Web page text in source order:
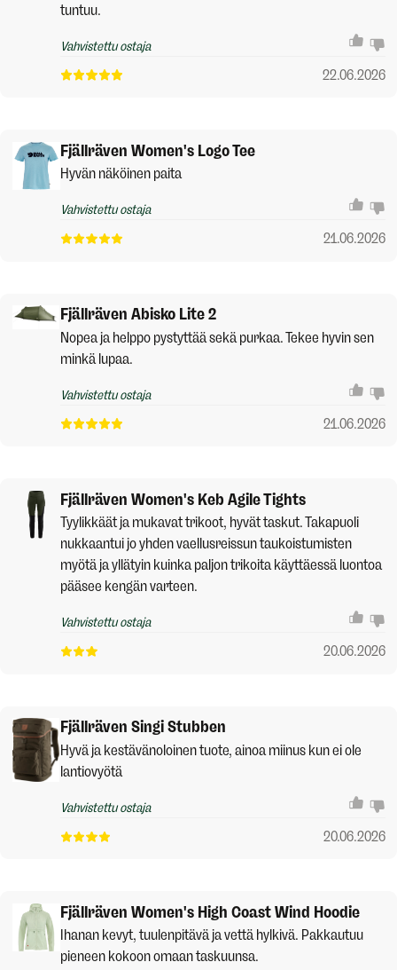
tuntuu.
Vahvistettu ostaja
22.06.2026
Fjällräven Women's Logo Tee
Hyvän näköinen paita
Vahvistettu ostaja
21.06.2026
Fjällräven Abisko Lite 2
Nopea ja helppo pystyttää sekä purkaa. Tekee hyvin sen
minkä lupaa.
Vahvistettu ostaja
21.06.2026
Fjällräven Women's Keb Agile Tights
Tyylikkäät ja mukavat trikoot, hyvät taskut. Takapuoli
nukkaantui jo yhden vaellusreissun taukoistumisten
myötä ja yllätyin kuinka paljon trikoita käyttäessä luontoa
pääsee kengän varteen.
Vahvistettu ostaja
20.06.2026
Fjällräven Singi Stubben
Hyvä ja kestävänoloinen tuote, ainoa miinus kun ei ole
lantiovyötä
Vahvistettu ostaja
20.06.2026
Fjällräven Women's High Coast Wind Hoodie
Ihanan kevyt, tuulenpitävä ja vettä hylkivä. Pakkautuu
pieneen kokoon omaan taskuunsa.